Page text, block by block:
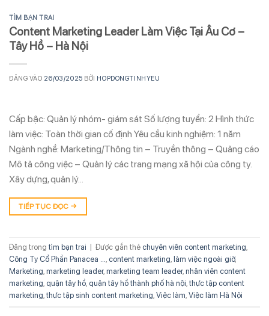
TÌM BẠN TRAI
Content Marketing Leader Làm Việc Tại Âu Cơ –
Tây Hồ – Hà Nội
ĐĂNG VÀO 26/03/2025 BỞI HOPDONGTINHYEU
Cấp bậc: Quản lý nhóm- giám sát Số lượng tuyển: 2 Hình thức
làm việc: Toàn thời gian cố định Yêu cầu kinh nghiệm: 1 năm
Ngành nghề: Marketing/Thông tin – Truyền thông – Quảng cáo
Mô tả công việc – Quản lý các trang mạng xã hội của công ty.
Xây dựng, quản lý…
TIẾP TỤC ĐỌC →
Đăng trong tìm bạn trai Được gắn thẻ chuyên viên content marketing,
Công Ty Cổ Phần Panacea ..., content marketing, làm việc ngoài giờ,
Marketing, marketing leader, marketing team leader, nhân viên content
marketing, quận tây hồ, quận tây hồ thành phố hà nội, thực tập content
marketing, thực tập sinh content marketing, Việc làm, Việc làm Hà Nội